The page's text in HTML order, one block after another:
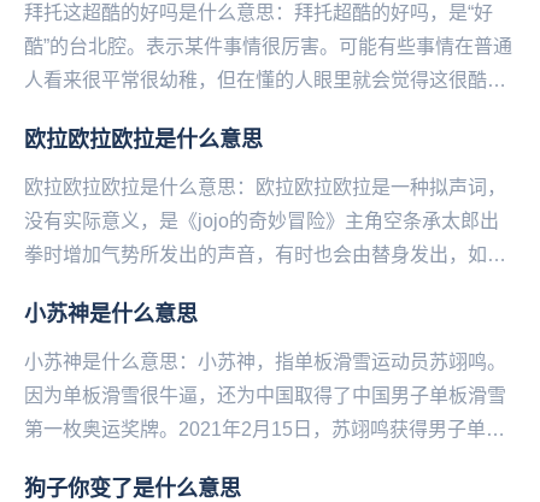
拜托这超酷的好吗是什么意思：拜托超酷的好吗，是“好‌‌‌‌‌‌‌‌‌‌‌‌‌‌
酷”的台北腔。表示某件事情很厉害。可能有些事情在普通
人看来很平常很幼稚，但在懂的人眼里就会觉得这很酷，
欧拉欧拉欧拉是什么意思
欧拉欧拉欧拉是什么意思：欧拉欧拉欧拉是一种拟声词，
没有实际意义，是《jojo的奇妙冒险》主角空条承太郎出
拳时增加气势所发出的声音，有时也会由替身发出，如白
小苏神是什么意思
小苏神是什么意思：小苏神，指单‌‌‌‌‌‌‌‌‌‌‌‌‌‌板滑雪运动员苏翊鸣。
因为单板滑雪很牛逼，还为中国取得了中国男子单板滑雪
第一枚奥运奖牌。2021年2月15日，苏翊鸣获得男子单板
狗子你变了是什么意思